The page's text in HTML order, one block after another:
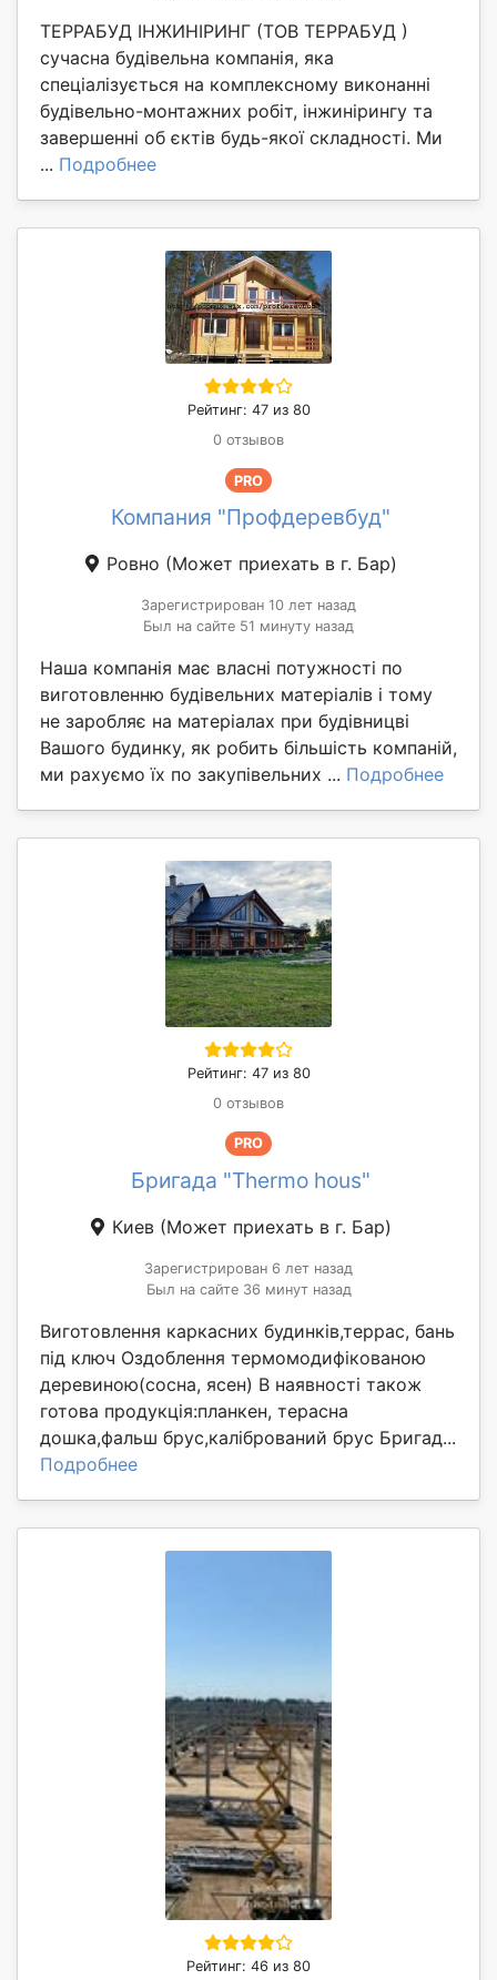
ТЕРРАБУД ІНЖИНІРИНГ (ТОВ ТЕРРАБУД )
сучасна будівельна компанія, яка
спеціалізується на комплексному виконанні
будівельно-монтажних робіт, інжинірингу та
завершенні об єктів будь-якої складності. Ми
... Подробнее
Рейтинг: 47 из 80
0 отзывов
PRO
Компания "Профдеревбуд"
Ровно (Может приехать в г. Бар)
Зарегистрирован 10 лет назад
Был на сайте 51 минуту назад
Наша компанія має власні потужності по
виготовленню будівельних матеріалів і тому
не заробляє на матеріалах при будівницві
Вашого будинку, як робить більшість компаній,
ми рахуємо їх по закупівельних ... Подробнее
Рейтинг: 47 из 80
0 отзывов
PRO
Бригада "Thermo hous"
Киев (Может приехать в г. Бар)
Зарегистрирован 6 лет назад
Был на сайте 36 минут назад
Виготовлення каркасних будинків,террас, бань
під ключ Оздоблення термомодифікованою
деревиною(сосна, ясен) В наявності також
готова продукція:планкен, терасна
дошка,фальш брус,калібрований брус Бригад...
Подробнее
Рейтинг: 46 из 80